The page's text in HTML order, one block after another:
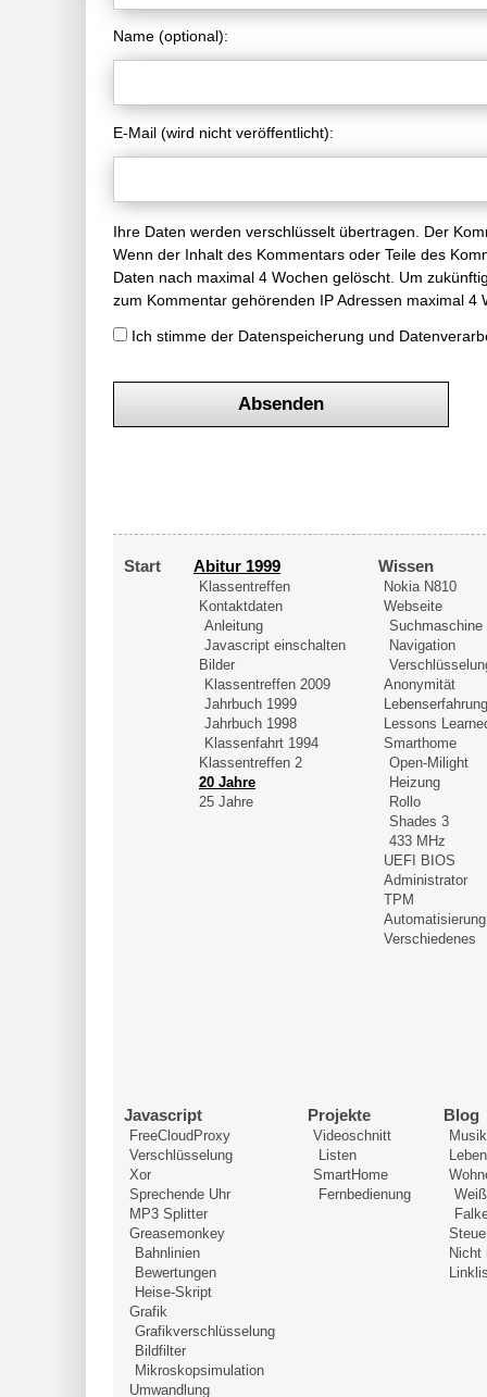
Name (optional):
E-Mail (wird nicht veröffentlicht):
Ihre Daten werden verschlüsselt übertragen. Der
Wenn der Inhalt des Kommentars oder Teile des
Daten nach maximal 4 Wochen gelöscht. Um
zum Kommentar gehörenden IP Adressen maximal 4
Ich stimme der Datenspeicherung und
Start Abitur 1999
Klassentreffen
Kontaktdaten
Anleitung
Javascript einschalten
Bilder
Klassentreffen 2009
Jahrbuch 1999
Jahrbuch 1998
Klassenfahrt 1994
Klassentreffen 2
20 Jahre
25 Jahre
Wissen
Nokia N810
Webseite
Suchmaschine
Navigation
Anonymität
Lebenserfahrung
Lessons
Smarthome
Open-Milight
Heizung
Rollo
Shades 3
433 MHz
UEFI BIOS
Administrator
TPM
Automatisierung
Verschiedenes
Javascript
FreeCloudProxy
Verschlüsselung
Xor
Sprechende Uhr
MP3 Splitter
Greasemonkey
Bahnlinien
Bewertungen
Heise-Skript
Grafik
Grafikverschlüsselung
Bildfilter
Mikroskopsimulation
Umwandlung
Projekte
Videoschnitt
Listen
SmartHome
Fernbedienung
Blog
Musik
Nicht